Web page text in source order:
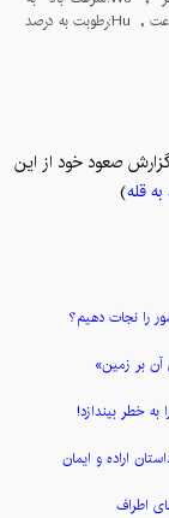
کیلومتر بر ساعت , WG:سرعت باد جستی به کیلومتر بر ساعت , Hu:رطوبت به درصد
صعود خود از این
قله)
را نجات دهیم؟
بر زمین»
به خطر بیندازد!
اراده و ایمان
اطراف